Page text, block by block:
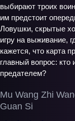
Mu Wang Zhi
Guan Si
выбирают троих
им предстоит
Ловушки, скрытые
игру на выживание,
кажется, что карта
главный вопрос:
предателем?